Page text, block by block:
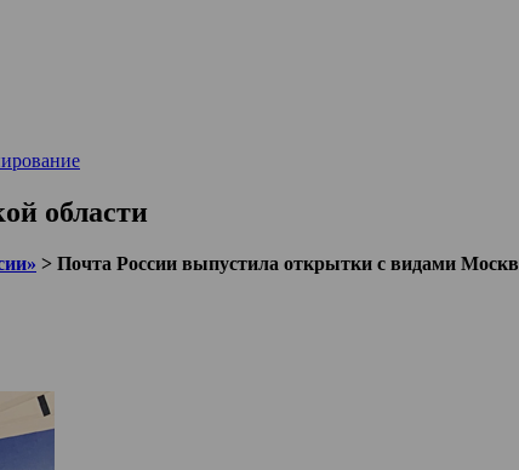
области
> Почта России выпустила открытки с видами